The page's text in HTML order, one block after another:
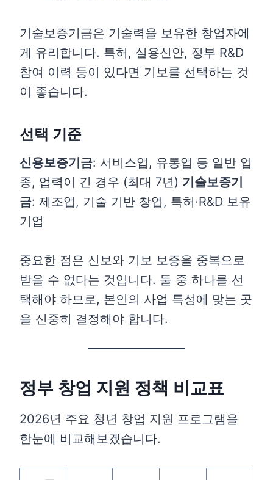
기술보증기금은 기술력을 보유한 창업자에
게 유리합니다. 특허, 실용신안, 정부 R&D
참여 이력 등이 있다면 기보를 선택하는 것
이 좋습니다.
선택 기준
신용보증기금: 서비스업, 유통업 등 일반 업
종, 업력이 긴 경우 (최대 7년) 기술보증기
금: 제조업, 기술 기반 창업, 특허·R&D 보유
기업
중요한 점은 신보와 기보 보증을 중복으로
받을 수 없다는 것입니다. 둘 중 하나를 선
택해야 하므로, 본인의 사업 특성에 맞는 곳
을 신중히 결정해야 합니다.
정부 창업 지원 정책 비교표
2026년 주요 청년 창업 지원 프로그램을
한눈에 비교해보겠습니다.